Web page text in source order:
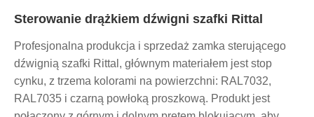
Sterowanie drążkiem dźwigni szafki Rittal
Profesjonalna produkcja i sprzedaż zamka sterującego
dźwignią szafki Rittal, głównym materiałem jest stop
cynku, z trzema kolorami na powierzchni: RAL7032,
RAL7035 i czarną powłoką proszkową. Produkt jest